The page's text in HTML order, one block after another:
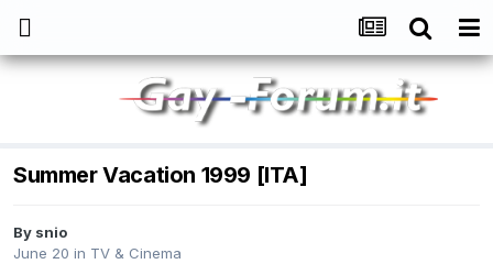
Summer Vacation 1999 [ITA]
By snio
June 20 in TV & Cinema